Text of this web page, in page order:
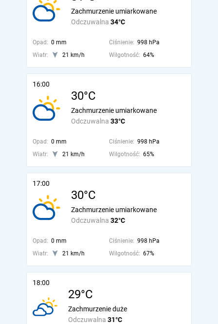
Odczuwalna 34°C
Zachmurzenie umiarkowane
Opad: 0 mm Ciśnienie: 998 hPa
Wiatr:
21 km/h Wilgotność: 64%
16:00
30°C
Odczuwalna 33°C
Zachmurzenie umiarkowane
Opad: 0 mm Ciśnienie: 998 hPa
Wiatr:
21 km/h Wilgotność: 65%
17:00
30°C
Odczuwalna 32°C
Zachmurzenie umiarkowane
Opad: 0 mm Ciśnienie: 998 hPa
Wiatr:
21 km/h Wilgotność: 67%
18:00
29°C
Odczuwalna 31°C
Zachmurzenie duże